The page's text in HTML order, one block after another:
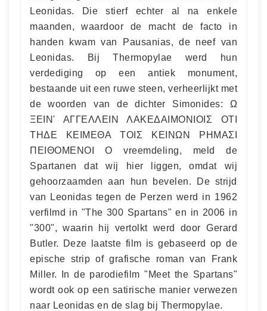
Leonidas. Die stierf echter al na enkele
maanden, waardoor de macht de facto in
handen kwam van Pausanias, de neef van
Leonidas. Bij Thermopylae werd hun
verdediging op een antiek monument,
bestaande uit een ruwe steen, verheerlijkt met
de woorden van de dichter Simonides: Ω
ΞΕΙΝ' ΑΓΓΕΛΛΕΙΝ ΛΑΚΕΔΑΙΜΟΝΙΟΙΣ ΟΤΙ
ΤΗΔΕ ΚΕΙΜΕΘΑ ΤΟΙΣ ΚΕΙΝΩΝ ΡΗΜΑΣΙ
ΠΕΙΘΟΜΕΝΟΙ O vreemdeling, meld de
Spartanen dat wij hier liggen, omdat wij
gehoorzaamden aan hun bevelen. De strijd
van Leonidas tegen de Perzen werd in 1962
verfilmd in "The 300 Spartans" en in 2006 in
"300", waarin hij vertolkt werd door Gerard
Butler. Deze laatste film is gebaseerd op de
epische strip of grafische roman van Frank
Miller. In de parodiefilm "Meet the Spartans"
wordt ook op een satirische manier verwezen
naar Leonidas en de slag bij Thermopylae.